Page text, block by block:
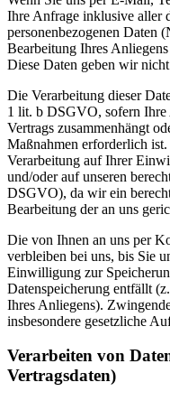
Ihre Anfrage inklusive aller
personenbezogenen Daten
Bearbeitung Ihres
Diese Daten geben wir
Die Verarbeitung dieser
1 lit. b DSGVO, sofern
Vertrags zusammenhängt
Maßnahmen erforderlich
Verarbeitung auf Ihrer
und/oder auf unseren
DSGVO), da wir ein
Bearbeitung der an uns
Die von Ihnen an uns per
verbleiben bei uns, bis Sie
Einwilligung zur
Datenspeicherung entfällt
Ihres Anliegens).
insbesondere gesetzliche
Verarbeiten von
Vertragsdaten)